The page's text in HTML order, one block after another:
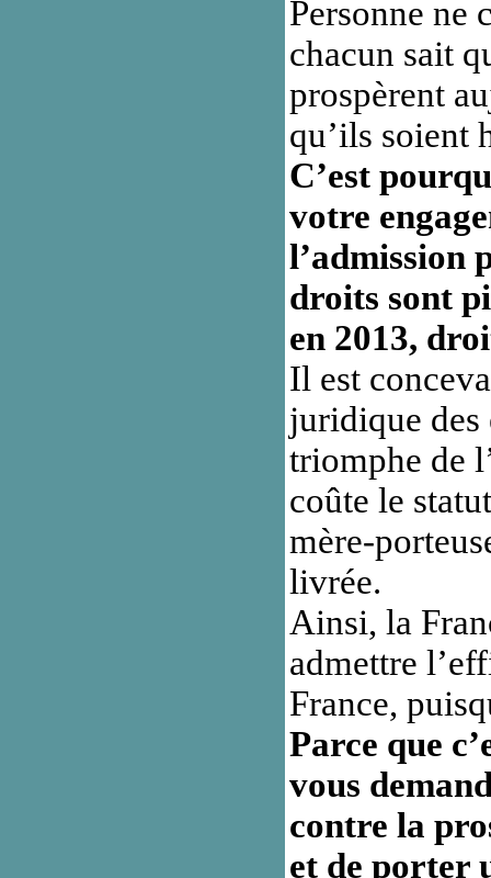
Personne ne
chacun sait
prospèrent
qu’ils soient
C’est
votre
l’admission
droits sont
en 2013,
Il est
juridique des
triomphe de
coûte le
mère-
livrée.
Ainsi, la
admettre
France,
Parce que
vous
contre la
et de porter